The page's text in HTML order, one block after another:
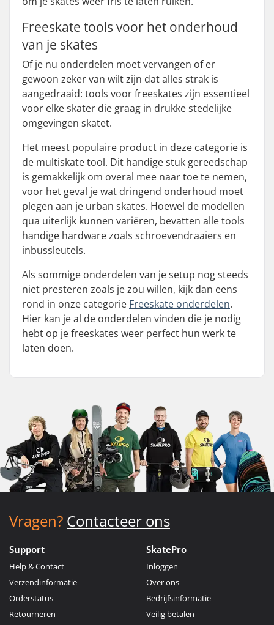
Freeskate tools voor het onderhoud
van je skates
Of je nu onderdelen moet vervangen of er
gewoon zeker van wilt zijn dat alles strak is
aangedraaid: tools voor freeskates zijn essentieel
voor elke skater die graag in drukke stedelijke
omgevingen skatet.
Het meest populaire product in deze categorie is
de multiskate tool. Dit handige stuk gereedschap
is gemakkelijk om overal mee naar toe te nemen,
voor het geval je wat dringend onderhoud moet
plegen aan je urban skates. Hoewel de modellen
qua uiterlijk kunnen variëren, bevatten alle tools
handige hardware zoals schroevendraaiers en
inbussleutels.
Als sommige onderdelen van je setup nog steeds
niet presteren zoals je zou willen, kijk dan eens
rond in onze categorie Freeskate onderdelen.
Hier kan je al de onderdelen vinden die je nodig
hebt op je freeskates weer perfect hun werk te
laten doen.
Vragen? Contacteer ons
Support
Help & Contact
Verzendinformatie
Orderstatus
Retourneren
SkatePro
Inloggen
Over ons
Bedrijfsinformatie
Veilig betalen